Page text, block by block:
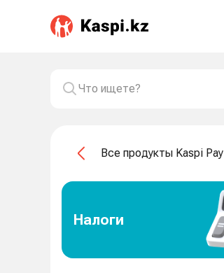
Все продукты Kaspi Pay
Налоги